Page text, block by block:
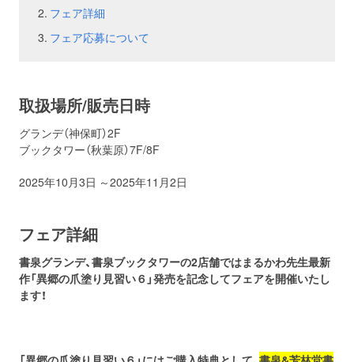
フェア詳細
フェア応募について
取扱場所/販売日時
グランデ（神保町）2F
ブックタワー（秋葉原）7F/8F
2025年10月3日 ～2025年11月2日
フェア詳細
書泉グランデ、書泉ブックタワーの2店舗ではまるかわ先生最新
作「異郷の爪塗り見習い６」発売を記念してフェアを開催いたし
ます！